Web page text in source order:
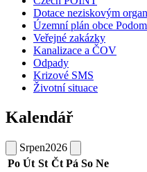
Dotace neziskovým
Územní plán obce
Veřejné zakázky
Kanalizace a ČOV
Odpady
Krizové SMS
Životní situace
Kalendář
Srpen2026
Po Út St Čt Pá So Ne